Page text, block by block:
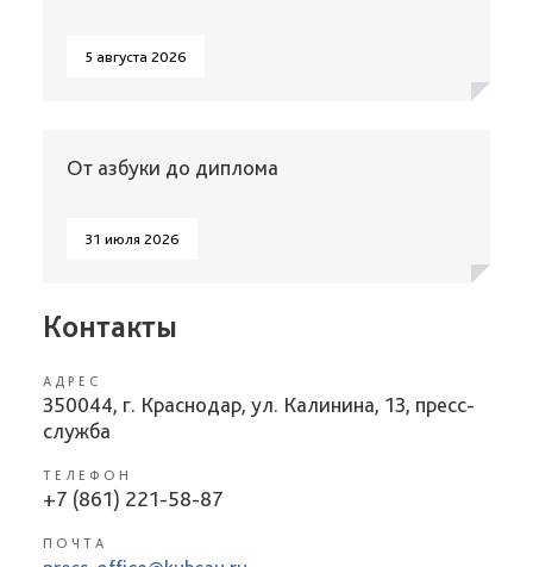
5 августа 2026
От азбуки до диплома
31 июля 2026
Контакты
АДРЕС
350044, г. Краснодар, ул. Калинина, 13, пресс-
служба
ТЕЛЕФОН
+7 (861) 221-58-87
ПОЧТА